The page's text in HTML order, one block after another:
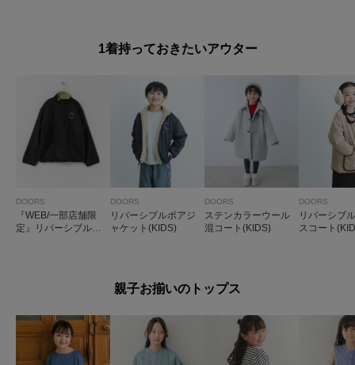
1着持っておきたいアウター
DOORS
『WEB/一部店舗限
定』リバーシブルボ
DOORS
リバーシブルボアジ
ャケット(KIDS)
DOORS
ステンカラーウール
混コート(KIDS)
DOORS
リバーシブ
スコート
親子お揃いのトップス